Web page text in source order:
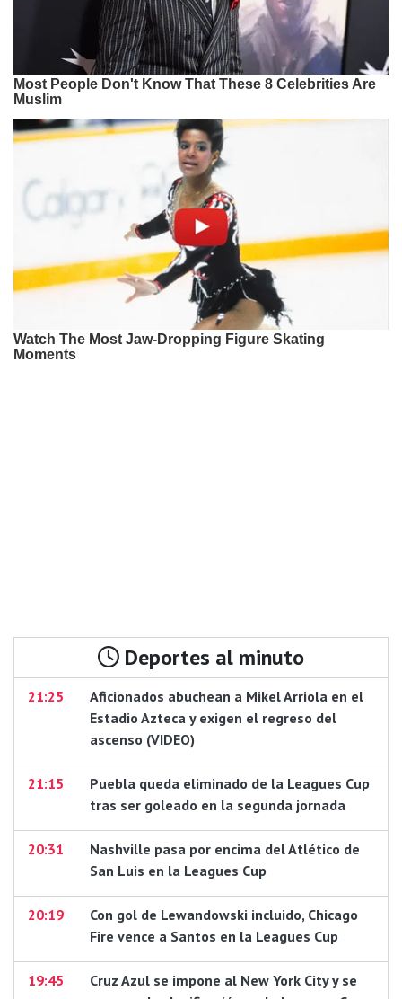
Deportes al minuto
21:25
Aficionados abuchean a Mikel Arriola en el
Estadio Azteca y exigen el regreso del
ascenso (VIDEO)
21:15
Puebla queda eliminado de la Leagues Cup
tras ser goleado en la segunda jornada
20:31
Nashville pasa por encima del Atlético de
San Luis en la Leagues Cup
20:19
Con gol de Lewandowski incluido, Chicago
Fire vence a Santos en la Leagues Cup
19:45
Cruz Azul se impone al New York City y se